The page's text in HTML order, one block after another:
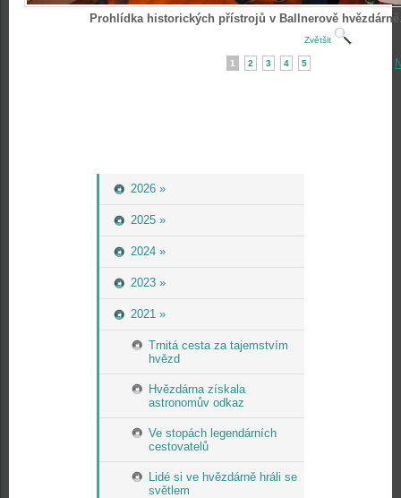
2026 »
2025 »
2024 »
2023 »
2021 »
Trnitá cesta za tajemstvím
hvězd
Hvězdárna získala
astronomův odkaz
Ve stopách legendárních
cestovatelů
Lidé si ve hvězdárně hráli se
světlem
Prohlídka historických přístrojů v Ballnerově
Zvětšit
1 2 3 4 5